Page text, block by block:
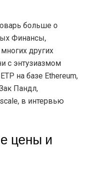
больше о
Финансы,
других
с энтузиазмом
на базе Ethereum,
Пандл,
в интервью
цены и